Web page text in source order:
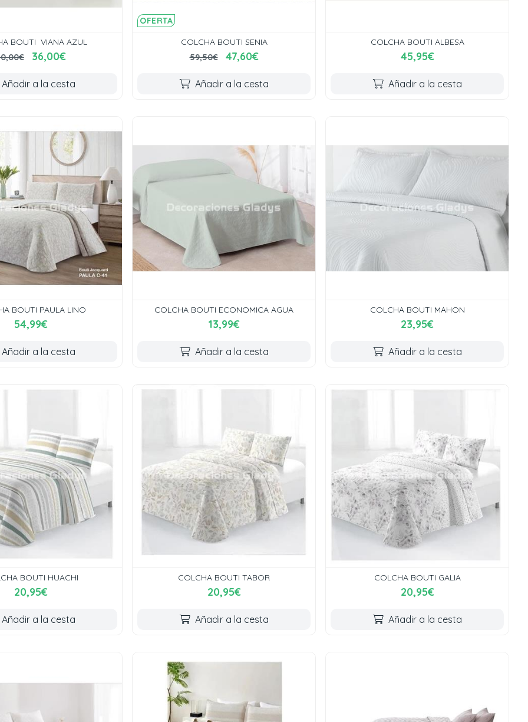
BOUTI VIANA AZUL
36,00€
Añadir a la cesta
OFERTA
COLCHA BOUTI SENIA
59,50€
47,60€
Añadir a la cesta
COLCHA BOUTI ALBESA
45,95€
Añadir a la cesta
BOUTI PAULA LINO
54,99€
Añadir a la cesta
COLCHA BOUTI ECONOMICA AGUA
13,99€
Añadir a la cesta
COLCHA BOUTI MAHON
23,95€
Añadir a la cesta
BOUTI HUACHI
20,95€
Añadir a la cesta
COLCHA BOUTI TABOR
20,95€
Añadir a la cesta
COLCHA BOUTI GALIA
20,95€
Añadir a la cesta